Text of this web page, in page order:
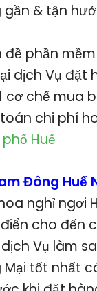
& tận
đề phần
dịch Vụ đặt
cơ chế mua
chi phí
Huế
Đông Huế
nghỉ ngơi
cho đến
Vụ làm
tốt nhất